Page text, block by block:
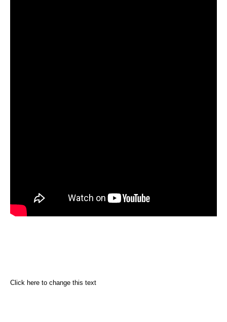
Click here to change this text